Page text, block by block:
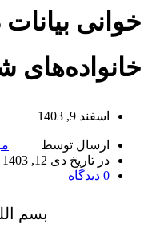
خوانی بیانات
خانواده‌های
اسفند 9, 1403
ارسال توسط
در تاریخ دی 12, 1403
0 دیدگاه
بسم